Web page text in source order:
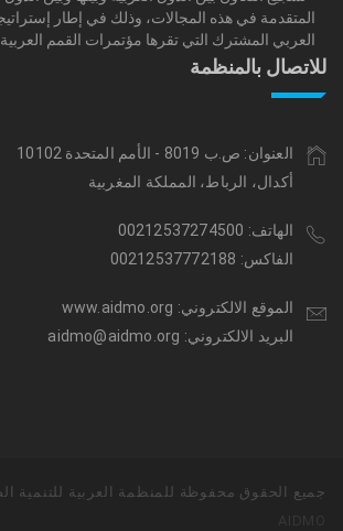
المتقدمة في هذه المجالات، وذلك في إطار
العربي المشترك التي تقرها مؤتمرات القمم العربية.
للاتصال بالمنظمة
العنوان: ص.ب 8019 - الأمم المتحدة 10102
أكدال، الرباط، المملكة المغربية
الهاتف: 00212537274500
الفاكس: 00212537772188
الموقع الالكتروني: www.aidmo.org
البريد الالكتروني: aidmo@aidmo.org
جميع الحقوق محفوظة للمنظمة العربية للتنمية